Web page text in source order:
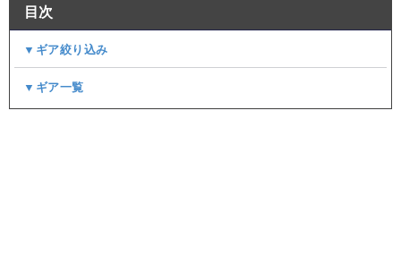
目次
▼ギア絞り込み
▼ギア一覧